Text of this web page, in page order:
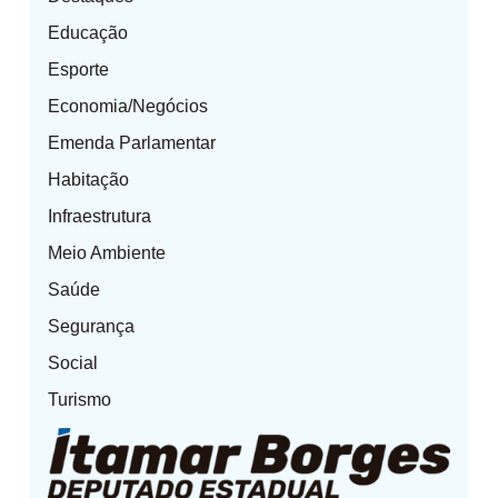
Educação
Esporte
Economia/Negócios
Emenda Parlamentar
Habitação
Infraestrutura
Meio Ambiente
Saúde
Segurança
Social
Turismo